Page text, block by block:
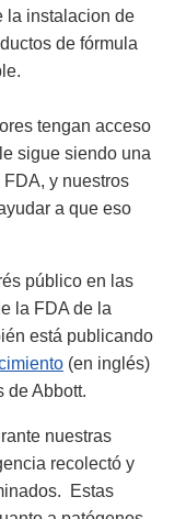
la instalacion de
de fórmula
tengan acceso
sigue siendo una
y nuestros
a que eso
público en las
la FDA de la
está publicando
(en inglés)
de Abbott.
nuestras
recolectó y
Estas